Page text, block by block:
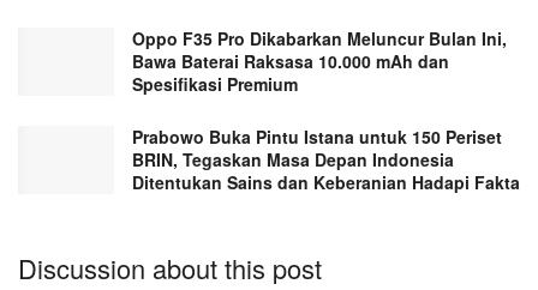
Oppo F35 Pro Dikabarkan Meluncur Bulan Ini,
Bawa Baterai Raksasa 10.000 mAh dan
Spesifikasi Premium
Prabowo Buka Pintu Istana untuk 150 Periset
BRIN, Tegaskan Masa Depan Indonesia
Ditentukan Sains dan Keberanian Hadapi Fakta
Discussion about this post